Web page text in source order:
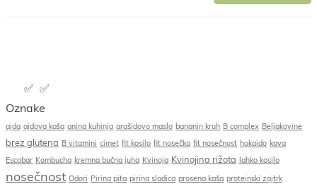
Oznake
ajda ajdova kaša anina kuhinja arašidovo maslo bananin kruh B complex Beljakovine
brez glutena B vitamini cimet fit kosilo fit nosečka fit nosečnost hokaido kava
Escobar Kombucha kremna bučna juha Kvinoja Kvinojina rižota lahko kosilo
nosečnost Odori Pirina pita pirina sladica prosena kaša proteinski zajtrk